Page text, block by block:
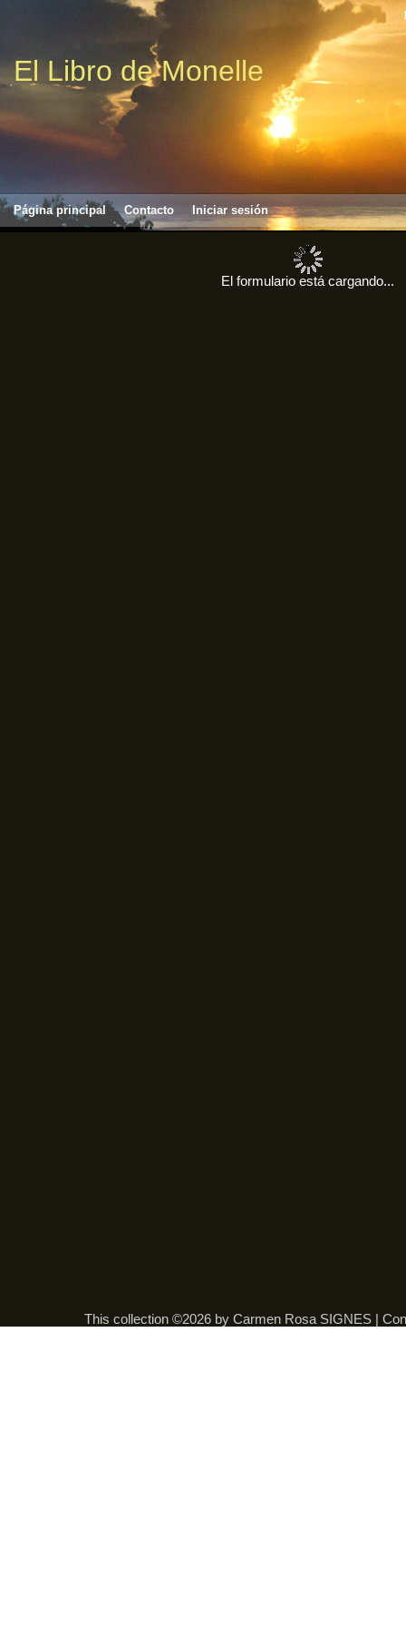
El Libro de Monelle
Página principal Contacto Iniciar sesión
El formulario está cargando...
This collection ©2026 by Carmen Rosa SIGNES |